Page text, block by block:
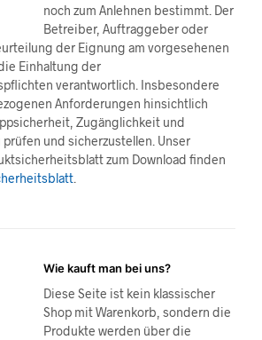
noch zum Anlehnen bestimmt. Der
Betreiber, Auftraggeber oder
der Eignung am vorgesehenen
Einhaltung der
verantwortlich. Insbesondere
Anforderungen hinsichtlich
Zugänglichkeit und
und sicherzustellen. Unser
zum Download finden
Wie kauft man bei uns?
Diese Seite ist kein klassischer
Shop mit Warenkorb, sondern die
Produkte werden über die